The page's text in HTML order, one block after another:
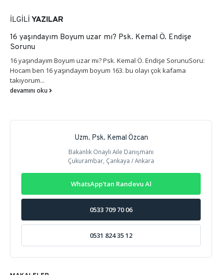
İLGILI YAZILAR
16 yaşındayım Boyum uzar mı? Psk. Kemal Ö. Endişe
Sorunu
16 yaşındayım Boyum uzar mı? Psk. Kemal Ö. Endişe SorunuSoru:
Hocam ben 16 yaşındayım boyum 163. bu olayı çok kafama
takıyorum...
devamını oku
Uzm. Psk. Kemal Özcan
Bakanlık Onaylı Aile Danışmanı
Çukurambar, Çankaya / Ankara
WhatsApp'tan Randevu Al
0533 709 70 06
0531 824 35 12